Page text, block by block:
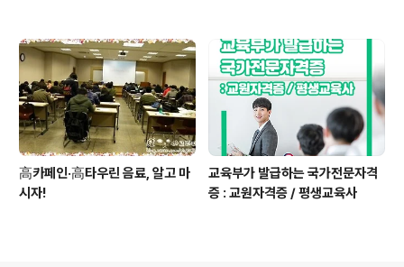
高카페인·高타우린 음료, 알고 마
시자!
교육부가 발급하는 국가전문자격
증 : 교원자격증 / 평생교육사